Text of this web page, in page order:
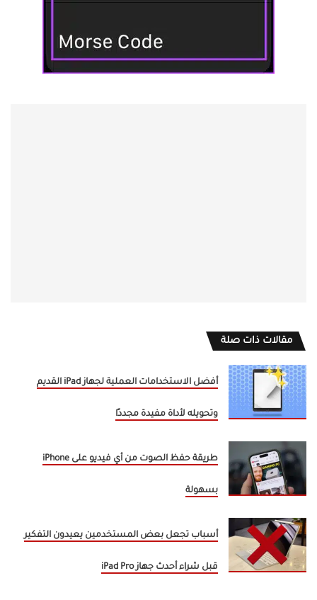
مقالات ذات صلة
أفضل الاستخدامات العملية لجهاز iPad القديم
وتحويله لأداة مفيدة مجددًا
طريقة حفظ الصوت من أي فيديو على iPhone
بسهولة
أسباب تجعل بعض المستخدمين يعيدون التفكير
قبل شراء أحدث جهاز iPad Pro